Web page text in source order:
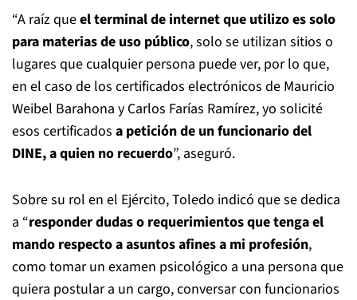
“A raíz queel terminal de internet que utilizo es solo
para materias de uso público, solo se utilizan sitios o
lugares que cualquier persona puede ver, por lo que,
en el caso de los certificados electrónicos de Mauricio
Weibel Barahona y Carlos Farías Ramírez, yo solicité
esos certificados a petición de un funcionario del
DINE, a quien no recuerdo”, aseguró.
Sobre su rol en el Ejército, Toledo indicó que se dedica
a “responder dudas o requerimientos que tenga el
mando respecto a asuntos afines a mi profesión,
como tomar un examen psicológico a una persona que
quiera postular a un cargo, conversar con funcionarios